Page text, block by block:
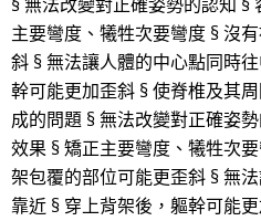
主要彎度、犧牲次要彎度 § 沒
斜 § 無法讓人體的中心點同時
幹可能更加歪斜 § 使脊椎及其
成的問題 § 無法改變對正確姿
效果 § 矯正主要彎度、犧牲次
架包覆的部位可能更歪斜 § 無
靠近 § 穿上背架後，軀幹可能